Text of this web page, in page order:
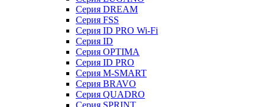
Серия DREAM
Серия FSS
Серия ID PRO Wi-Fi
Серия ID
Серия OPTIMA
Серия ID PRO
Серия M-SMART
Серия BRAVO
Серия QUADRO
Серия SPRINT